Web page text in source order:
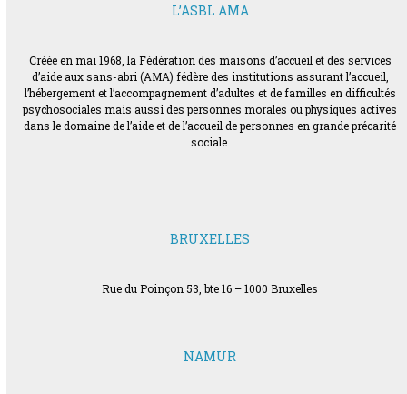
L’ASBL AMA
Créée en mai 1968, la Fédération des maisons d’accueil et des services
d’aide aux sans-abri (AMA) fédère des institutions assurant l’accueil,
l’hébergement et l’accompagnement d’adultes et de familles en difficultés
psychosociales mais aussi des personnes morales ou physiques actives
dans le domaine de l’aide et de l’accueil de personnes en grande précarité
sociale.
BRUXELLES
Rue du Poinçon 53, bte 16 – 1000 Bruxelles
NAMUR